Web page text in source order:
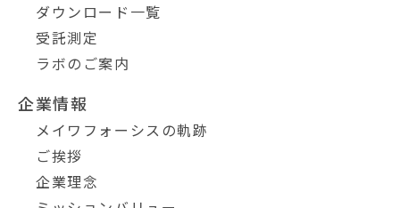
ダウンロード一覧
受託測定
ラボのご案内
企業情報
メイワフォーシスの軌跡
ご挨拶
企業理念